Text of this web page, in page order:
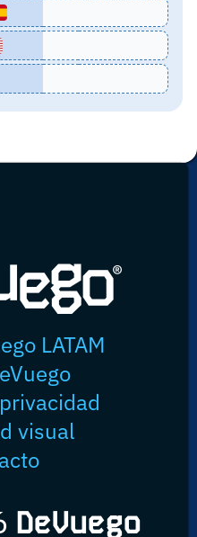
LATAM
visual
DeVuego